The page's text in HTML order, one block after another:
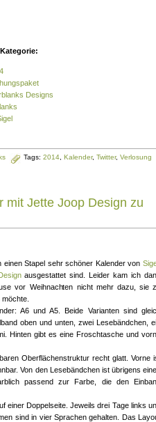
Designs
Tags: 2014 Kalender, Twitter, Verlosung
mit Jette Joop Design zu
Stapel sehr schöner Kalender von
ausgestattet sind. Leider kam ich
vor Weihnachten nicht mehr dazu, sie
A6 und A5. Beide Varianten sind
oben und unten, zwei Lesebändchen,
Hinten gibt es eine Froschtasche und
Oberflächenstruktur recht glatt. Vorne
Von den Lesebändchen ist übrigens
passend zur Farbe, die den
einer Doppelseite. Jeweils drei Tage links
sind in vier Sprachen gehalten. Das